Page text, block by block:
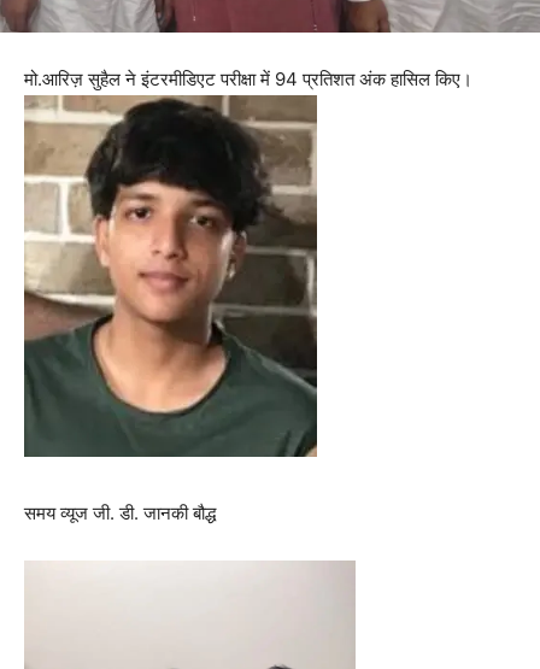
मो.आरिज़ सुहैल ने इंटरमीडिएट परीक्षा में 94 प्रतिशत अंक हासिल किए।
समय व्यूज जी. डी. जानकी बौद्ध